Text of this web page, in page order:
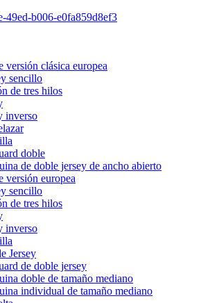
versión clásica europea
sencillo
de tres hilos
inverso
doble
de doble jersey de ancho abierto
versión europea
sencillo
de tres hilos
inverso
Jersey
de doble jersey
doble de tamaño mediano
individual de tamaño mediano